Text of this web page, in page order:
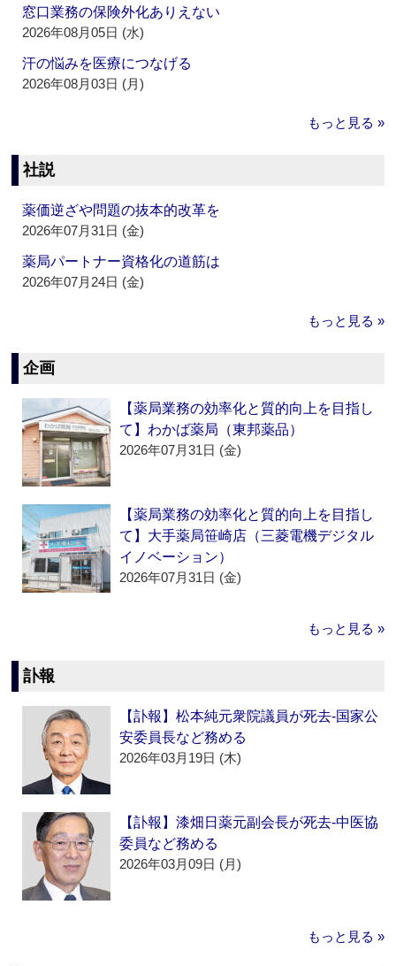
窓口業務の保険外化ありえない
2026年08月05日 (水)
汗の悩みを医療につなげる
2026年08月03日 (月)
もっと見る »
社説
薬価逆ざや問題の抜本的改革を
2026年07月31日 (金)
薬局パートナー資格化の道筋は
2026年07月24日 (金)
もっと見る »
企画
【薬局業務の効率化と質的向上を目指し
て】わかば薬局（東邦薬品）
2026年07月31日 (金)
【薬局業務の効率化と質的向上を目指し
て】大手薬局笹崎店（三菱電機デジタル
イノベーション）
2026年07月31日 (金)
もっと見る »
訃報
【訃報】松本純元衆院議員が死去‐国家公
安委員長など務める
2026年03月19日 (木)
【訃報】漆畑日薬元副会長が死去‐中医協
委員など務める
2026年03月09日 (月)
もっと見る »